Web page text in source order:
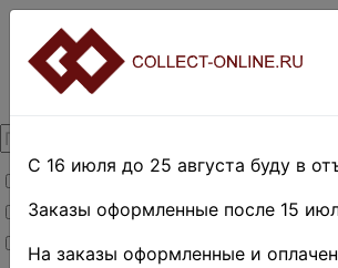
Товары со скидкой
Товары в наличии
Новинки
С 16 июля до 25 августа буду в
Заказы оформленные после 15
На заказы оформленные и